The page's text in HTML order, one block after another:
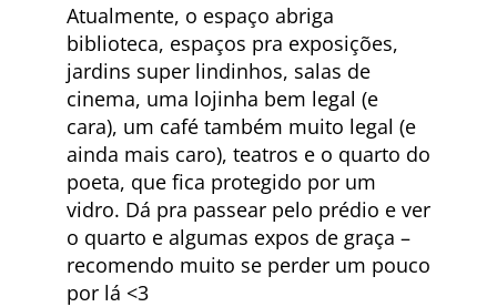
Atualmente, o espaço abriga
biblioteca, espaços pra exposições,
jardins super lindinhos, salas de
cinema, uma lojinha bem legal (e
cara), um café também muito legal (e
ainda mais caro), teatros e o quarto do
poeta, que fica protegido por um
vidro. Dá pra passear pelo prédio e ver
o quarto e algumas expos de graça –
recomendo muito se perder um pouco
por lá <3